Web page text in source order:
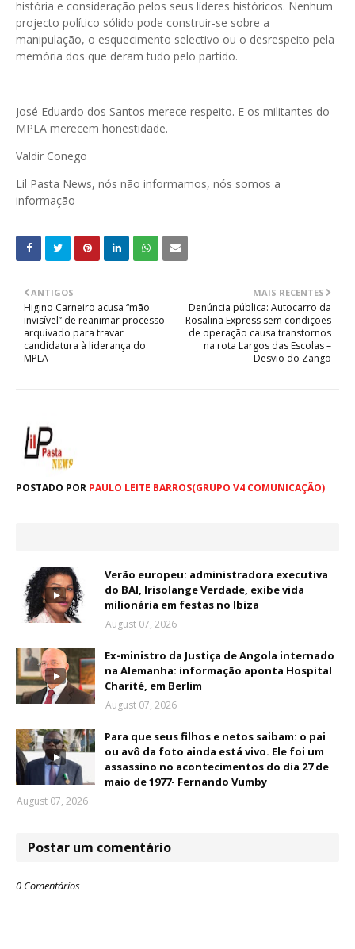
história e consideração pelos seus líderes históricos. Nenhum
projecto político sólido pode construir-se sobre a
manipulação, o esquecimento selectivo ou o desrespeito pela
memória dos que deram tudo pelo partido.
José Eduardo dos Santos merece respeito. E os militantes do
MPLA merecem honestidade.
Valdir Conego
Lil Pasta News, nós não informamos, nós somos a
informação
MAIS RECENTES
Denúncia pública: Autocarro da
Rosalina Express sem condições
de operação causa transtornos
na rota Largos das Escolas –
Desvio do Zango
ANTIGOS
Higino Carneiro acusa “mão
invisível” de reanimar processo
arquivado para travar
candidatura à liderança do
MPLA
POSTADO POR PAULO LEITE BARROS(GRUPO V4 COMUNICAÇÃO)
Verão europeu: administradora executiva
do BAI, Irisolange Verdade, exibe vida
milionária em festas no Ibiza
August 07, 2026
Ex-ministro da Justiça de Angola internado
na Alemanha: informação aponta Hospital
Charité, em Berlim
August 07, 2026
Para que seus filhos e netos saibam: o pai
ou avô da foto ainda está vivo. Ele foi um
assassino no acontecimentos do dia 27 de
maio de 1977- Fernando Vumby
August 07, 2026
Postar um comentário
0 Comentários